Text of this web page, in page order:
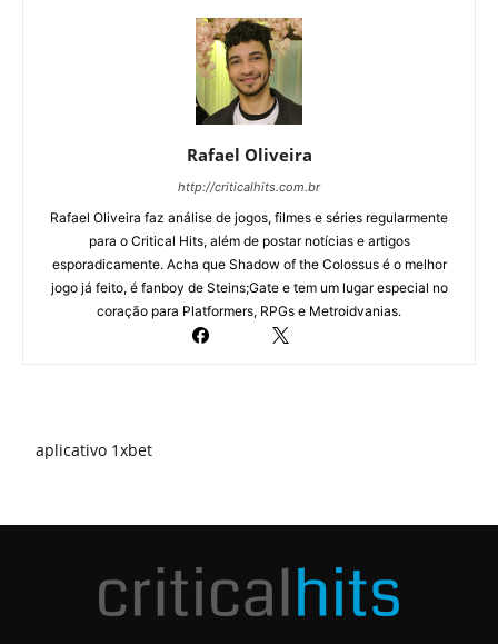
Rafael Oliveira
http://criticalhits.com.br
Rafael Oliveira faz análise de jogos, filmes e séries regularmente
para o Critical Hits, além de postar notícias e artigos
esporadicamente. Acha que Shadow of the Colossus é o melhor
jogo já feito, é fanboy de Steins;Gate e tem um lugar especial no
coração para Platformers, RPGs e Metroidvanias.
aplicativo 1xbet